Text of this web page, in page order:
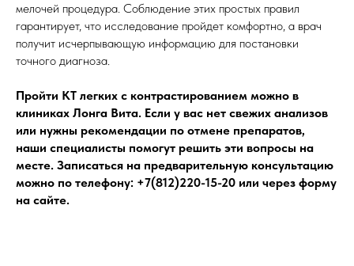
мелочей процедура. Соблюдение этих простых правил
гарантирует, что исследование пройдет комфортно, а врач
получит исчерпывающую информацию для постановки
точного диагноза.
Пройти КТ легких с контрастированием можно в
клиниках Лонга Вита. Если у вас нет свежих анализов
или нужны рекомендации по отмене препаратов,
наши специалисты помогут решить эти вопросы на
месте. Записаться на предварительную консультацию
можно по телефону: +7(812)220-15-20 или через форму
на сайте.